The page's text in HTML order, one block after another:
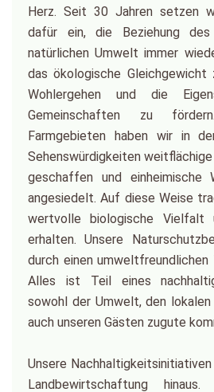
Herz. Seit 30 Jahren setzen
dafür ein, die Beziehung des
natürlichen Umwelt immer
das ökologische Gleichgewicht
Wohlergehen und die
Gemeinschaften zu
Farmgebieten haben wir in
Sehenswürdigkeiten
geschaffen und einheimische
angesiedelt. Auf diese Weise
wertvolle biologische Vielfalt
erhalten. Unsere
durch einen umweltfreundlichen
Alles ist Teil eines
sowohl der Umwelt, den
auch unseren Gästen zugute
Unsere
Landbewirtschaftung